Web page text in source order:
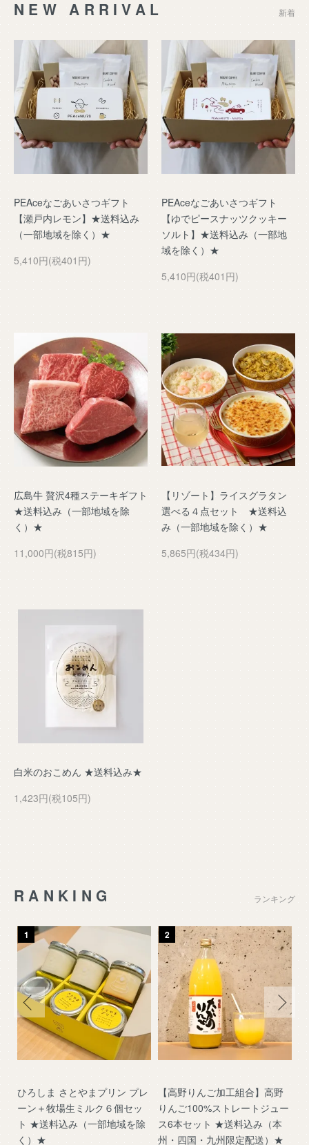
NEW ARRIVAL 新着
PEAceなごあいさつギフト
【瀬戸内レモン】★送料込み
（一部地域を除く）★
5,410円(税401円)
PEAceなごあいさつギフト
【ゆでピースナッツクッキー
ソルト】★送料込み（一部地
域を除く）★
5,410円(税401円)
広島牛 贅沢4種ステーキギフト
★送料込み（一部地域を除
く）★
11,000円(税815円)
【リゾート】ライスグラタン
選べる４点セット ★送料込
み（一部地域を除く）★
5,865円(税434円)
白米のおこめん ★送料込み★
1,423円(税105円)
RANKING ランキング
1
ひろしま さとやまプリン プレ
ーン＋牧場生ミルク６個セッ
ト ★送料込み（一部地域を除
く）★
2
【高野りんご加工組合】高野
りんご100%ストレートジュー
ス6本セット ★送料込み（本
州・四国・九州限定配送）★